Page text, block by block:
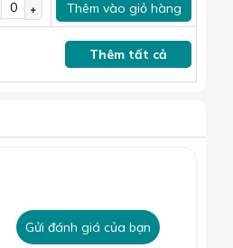
Thêm vào giỏ hàng
Thêm tất cả
Gửi đánh giá của bạn